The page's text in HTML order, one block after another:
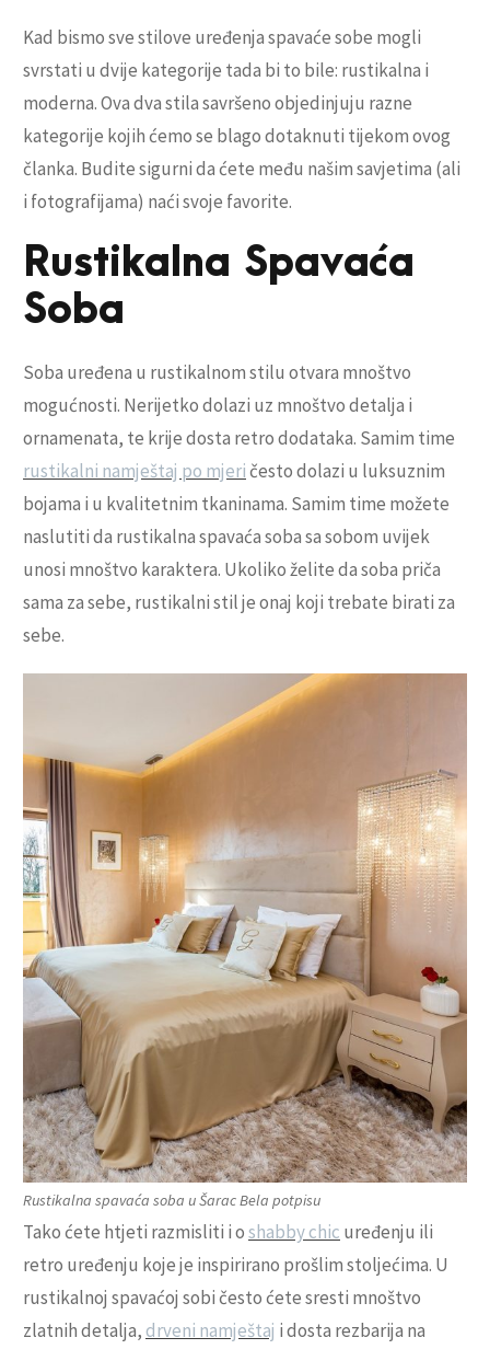
Kad bismo sve stilove uređenja spavaće sobe mogli
svrstati u dvije kategorije tada bi to bile: rustikalna i
moderna. Ova dva stila savršeno objedinjuju razne
kategorije kojih ćemo se blago dotaknuti tijekom ovog
članka. Budite sigurni da ćete među našim savjetima (ali
i fotografijama) naći svoje favorite.
Rustikalna Spavaća
Soba
Soba uređena u rustikalnom stilu otvara mnoštvo
mogućnosti. Nerijetko dolazi uz mnoštvo detalja i
ornamenata, te krije dosta retro dodataka. Samim time
rustikalni namještaj po mjeričesto dolazi u luksuznim
bojama i u kvalitetnim tkaninama. Samim time možete
naslutiti da rustikalna spavaća soba sa sobom uvijek
unosi mnoštvo karaktera. Ukoliko želite da soba priča
sama za sebe, rustikalni stil je onaj koji trebate birati za
sebe.
Rustikalna spavaća soba u Šarac Bela potpisu
Tako ćete htjeti razmisliti i oshabby chic uređenju ili
retro uređenju koje je inspirirano prošlim stoljećima. U
rustikalnoj spavaćoj sobi često ćete sresti mnoštvo
zlatnih detalja,drveni namještaj i dosta rezbarija na